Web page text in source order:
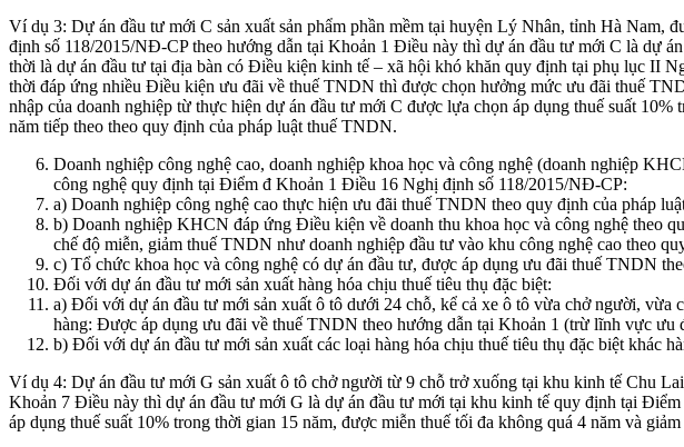
Ví dụ 3: Dự án đầu tư mới C sản xuất sản phẩm phần mềm tại huyện Lý Nhân, tỉnh Hà
định số 118/2015/NĐ-CP theo hướng dẫn tại Khoản 1 Điều này thì dự án đầu tư mới C là
thời là dự án đầu tư tại địa bàn có Điều kiện kinh tế – xã hội khó khăn quy định tại phụ lục II
thời đáp ứng nhiều Điều kiện ưu đãi về thuế TNDN thì được chọn hưởng mức ưu đãi thuế
nhập của doanh nghiệp từ thực hiện dự án đầu tư mới C được lựa chọn áp dụng thuế suất
năm tiếp theo theo quy định của pháp luật thuế TNDN.
Doanh nghiệp công nghệ cao, doanh nghiệp khoa học và công nghệ (doanh nghiệp
công nghệ quy định tại Điểm đ Khoản 1 Điều 16 Nghị định số 118/2015/NĐ-CP:
a) Doanh nghiệp công nghệ cao thực hiện ưu đãi thuế TNDN theo quy định của pháp
b) Doanh nghiệp KHCN đáp ứng Điều kiện về doanh thu khoa học và công nghệ theo
chế độ miễn, giảm thuế TNDN như doanh nghiệp đầu tư vào khu công nghệ cao theo
c) Tổ chức khoa học và công nghệ có dự án đầu tư, được áp dụng ưu đãi thuế TNDN
Đối với dự án đầu tư mới sản xuất hàng hóa chịu thuế tiêu thụ đặc biệt:
a) Đối với dự án đầu tư mới sản xuất ô tô dưới 24 chỗ, kể cả xe ô tô vừa chở người,
hàng: Được áp dụng ưu đãi về thuế TNDN theo hướng dẫn tại Khoản 1 (trừ lĩnh vực
b) Đối với dự án đầu tư mới sản xuất các loại hàng hóa chịu thuế tiêu thụ đặc biệt
Ví dụ 4: Dự án đầu tư mới G sản xuất ô tô chở người từ 9 chỗ trở xuống tại khu kinh tế Chu
Khoản 7 Điều này thì dự án đầu tư mới G là dự án đầu tư mới tại khu kinh tế quy định tại
áp dụng thuế suất 10% trong thời gian 15 năm, được miễn thuế tối đa không quá 4 năm và